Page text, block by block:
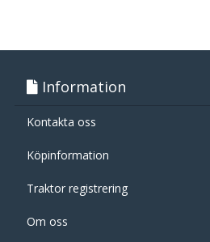
Information
Kontakta oss
Köpinformation
Traktor registrering
Om oss